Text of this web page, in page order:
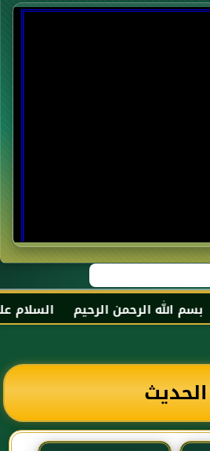
بسم الله الرحمن الرحيم السلام
الحديث